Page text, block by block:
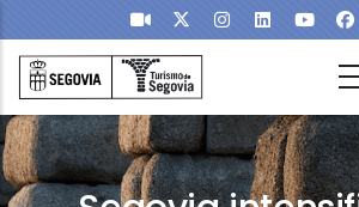
Skip to main content